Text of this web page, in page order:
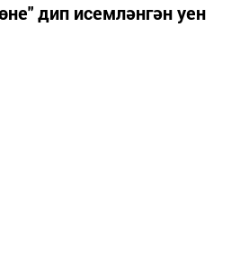
дип исемләнгән уен